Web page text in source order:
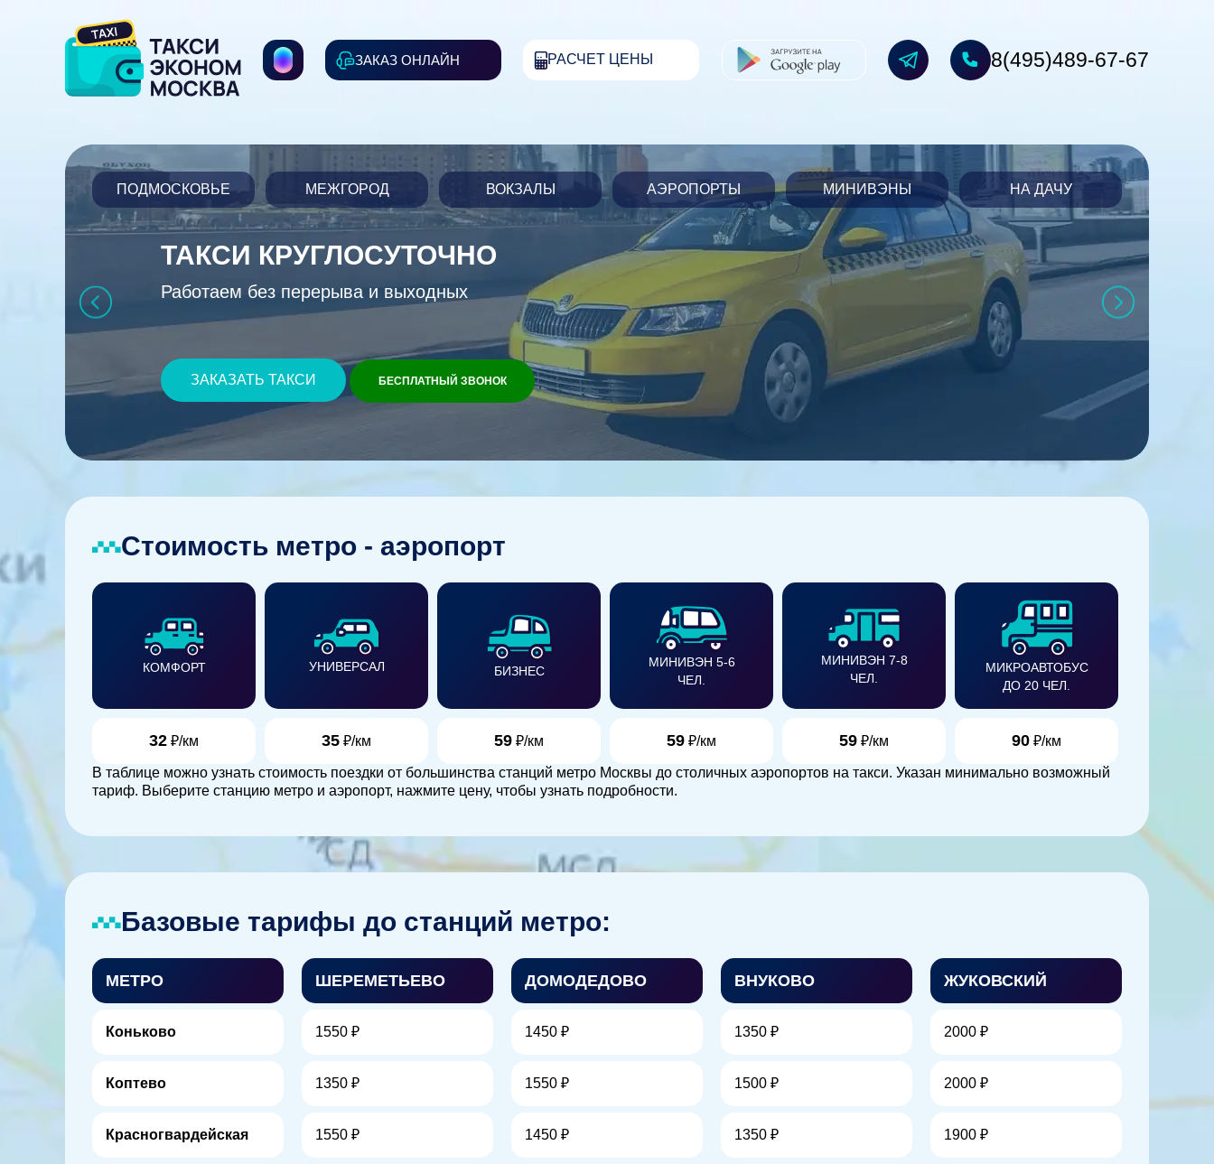
ЗАКАЗ ОНЛАЙН РАСЧЕТ ЦЕНЫ 8(495)489-67-67
ПОДМОСКОВЬЕ МЕЖГОРОД ВОКЗАЛЫ АЭРОПОРТЫ МИНИВЭНЫ НА ДАЧУ
ТАКСИ КРУГЛОСУТОЧНО
Работаем без перерыва и выходных
ЗАКАЗАТЬ ТАКСИ БЕСПЛАТНЫЙ ЗВОНОК
Стоимость метро - аэропорт
КОМФОРТ
32 ₽/км
УНИВЕРСАЛ
35 ₽/км
БИЗНЕС
59 ₽/км
МИНИВЭН 5-6
ЧЕЛ.
59 ₽/км
МИНИВЭН 7-8
ЧЕЛ.
59 ₽/км
МИКРОАВТОБУС
ДО 20 ЧЕЛ.
90 ₽/км
В таблице можно узнать стоимость поездки от большинства станций метро Москвы до столичных аэропортов на такси. Указан минимально возможный
тариф. Выберите станцию метро и аэропорт, нажмите цену, чтобы узнать подробности.
Базовые тарифы до станций метро:
МЕТРО ШЕРЕМЕТЬЕВО ДОМОДЕДОВО ВНУКОВО ЖУКОВСКИЙ
Коньково 1550 ₽ 1450 ₽ 1350 ₽ 2000 ₽
Коптево 1350 ₽ 1550 ₽ 1500 ₽ 2000 ₽
Красногвардейская 1550 ₽ 1450 ₽ 1350 ₽ 1900 ₽